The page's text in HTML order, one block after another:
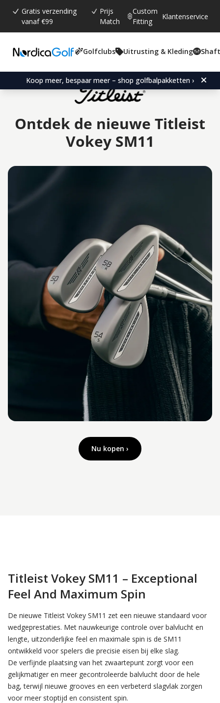
Gratis verzending
vanaf €99
Prijs
Match
Custom
Fitting
Klantenservice
Golfclubs Uitrusting & Kleding
Koop meer, bespaar meer – shop golfbalpakketten ›
Ontdek de nieuwe Titleist
Vokey SM11
Nu kopen ›
Titleist Vokey SM11 – Exceptional
Feel And Maximum Spin
De nieuwe Titleist Vokey SM11 zet een nieuwe standaard voor
wedgeprestaties. Met nauwkeurige controle over balvlucht en
lengte, uitzonderlijke feel en maximale spin is de SM11
ontwikkeld voor spelers die precisie eisen bij elke slag.
De verfijnde plaatsing van het zwaartepunt zorgt voor een
gelijkmatiger en meer gecontroleerde balvlucht door de hele
bag, terwijl nieuwe grooves en een verbeterd slagvlak zorgen
voor meer stoptijd en consistent spin.